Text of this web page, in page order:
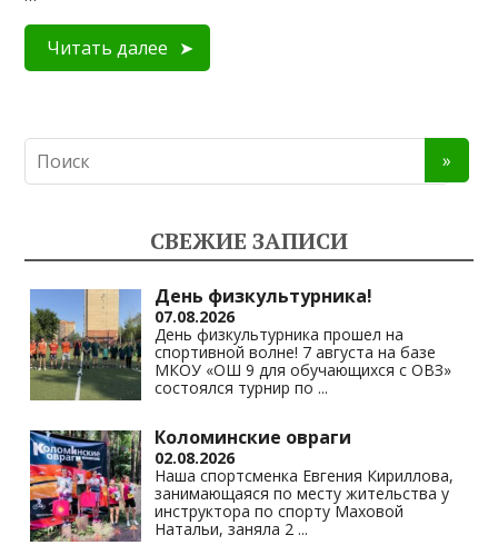
Читать далее
СВЕЖИЕ ЗАПИСИ
День физкультурника!
07.08.2026
День физкультурника прошел на
спортивной волне! 7 августа на базе
МКОУ «ОШ 9 для обучающихся с ОВЗ»
состоялся турнир по ...
Коломинские овраги
02.08.2026
Наша спортсменка Евгения Кириллова,
занимающаяся по месту жительства у
инструктора по спорту Маховой
Натальи, заняла 2 ...